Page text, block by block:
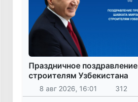
Праздничное поздравление
строителям Узбекистана
8 авг 2026, 16:01 312